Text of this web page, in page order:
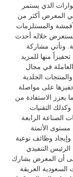
الذي يستمر
المعرض أكثر من
والمستلزمات
تستعرض خلاله أحدث
وتأتي مشاركة
منها للمزيد
في مجال
الجلدية
على مواصلة
يعزز الاستفادة من
التقنيات
الصناعة الرابعة
الأتمتة
وظائف نوعية
التنفيذي
أن المعرض يشارك
العريقة